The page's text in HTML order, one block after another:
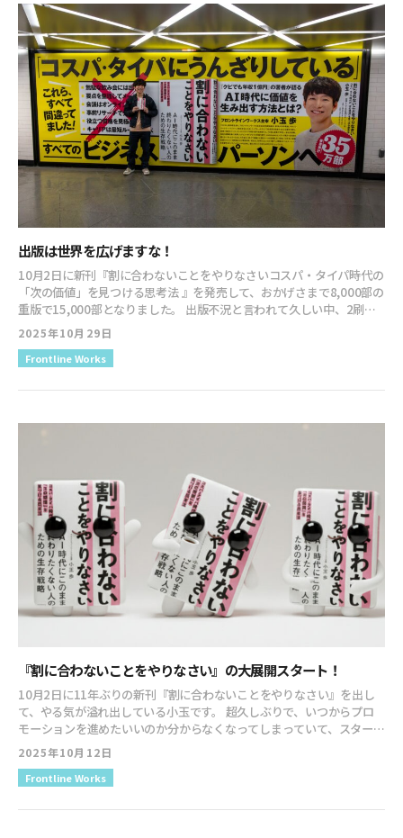
に、駅の三省堂に今時点でも店頭に在庫がなーい！！ もったいないわ
これとか悲しい気持ちになりましたが、KADOKAWAは毎度こんななの
でピーギャー言っても仕方ないです。 自分がやれることを、ひたすら
やるのみですね。 と、色々と言っているうちにAmazonの在庫は入っ
たようです。 10日以上も在庫がなかったのはヒットしている証拠とい
うことと思っていただければ！！ 今ならすぐに届きますので、ぜひ手
にしてくださいね。 ↓ ↓ ↓ 割に合わないことをやりなさいコス
パ・タイパ時代の「次の価値」を見つける思考法（たくさんのレビュ
ーありがとうございます！） さてさて、出版記念講演会も目前に迫っ
てまいりました。 僕はテーマを大幅に変更して「個の時代の終焉と新
しい時代の到来」についてお話しします。 13年前に『クビでも年収1
億円』を出版した時には、 「これからは個の時代だ！」「個が活躍す
る時代だ！」 と声高らかに叫び続けました。 そして、個人でビジネス
を立ち上げ、成功する人がたくさん生まれました。 しかーし！ そんな
時代も終わりがやってきます。 では、どんな時代が来るのか？ その時
代において、僕らはどうしたらいいのか？ この話を聞いたら、個の時
代以上に大きなチャンスを掴む人がゴロゴロ生まれてきますよ。 世の
中的には、まだまだ「個の時代」みたいなことを言ってしまっている
ので今だったら大チャンス。 今回の小玉の話、いや未来予言を、これ
からの活動に活かしてくださいね。 ちなみに、期日が迫っていますの
で、懇親会付きのコースの方は本日いっぱいで申し込み締切とします。
懇親会付きを希望される方は、本日中にお申し込みください。 ↓
↓ ↓ 出版記念コラボ講演会 小玉歩 加藤咲季 あ！ 懇親会で超豪華景
出版は世界を広げますな！
10月2日に新刊『割に合わないことをやりなさいコスパ・タイパ時代の
「次の価値」を見つける思考法 』を発売して、おかげさまで8,000部の
重版で15,000部となりました。 出版不況と言われて久しい中、2刷で
8,000部やるのは、かなり攻めている感じだそうです。 出版社によって
は、重版で1,000部刷るか1,200刷るか200部で悩んだりもするらし
く。 となると、初版の7,000部より多い8,000部刷るというのは、凄い
Businessの取材で渋谷の会社に行ってきました。 普通に会社のホーム
ょっとAmazonや書店でも欠品があったりします。入荷したら、また
展開も良くなるでしょうから、ここからっすね。 クビ億で15万部、仮
面社畜で7万部やった身としては、こんな所で止まるつもりなどさらさ
らないですよ。 なんせ、11年ぶりの出版で「これを世に伝えた
い！！」と強烈な気持ちがあって出した本。 まだまだ広げていきたい
です！ ちなみに、久しぶりの取材だわ！と撮影もあったので、昨日は
張り切って美容室に行ってきました。 そしたら、担当さんが書籍を購
入してくれていて、とってもハッピーな気持ちになりました。 嬉し
い！！デニム仲間になったのも嬉しい！！
2025年10月29日
Frontline Works
『割に合わないことをやりなさい』の大展開スタート！
10月2日に11年ぶりの新刊『割に合わないことをやりなさい』を出し
て、やる気が溢れ出している小玉です。 超久しぶりで、いつからプロ
モーションを進めたいいのか分からなくなってしまっていて、スタート
で遅れた感が少しあり… ですが、徐々に広がっていまして、SNSでの
感想投稿が増えてきました。 これだよこれ、俺が最近忘れかけてた事
が全部ズバズバ言われた。最初の気合いだけで突っ走ってた事を評価
ジ効かなくなるのはクライアントワーカーあるあるなので、これ読んで
2025年10月12日
Frontline Works